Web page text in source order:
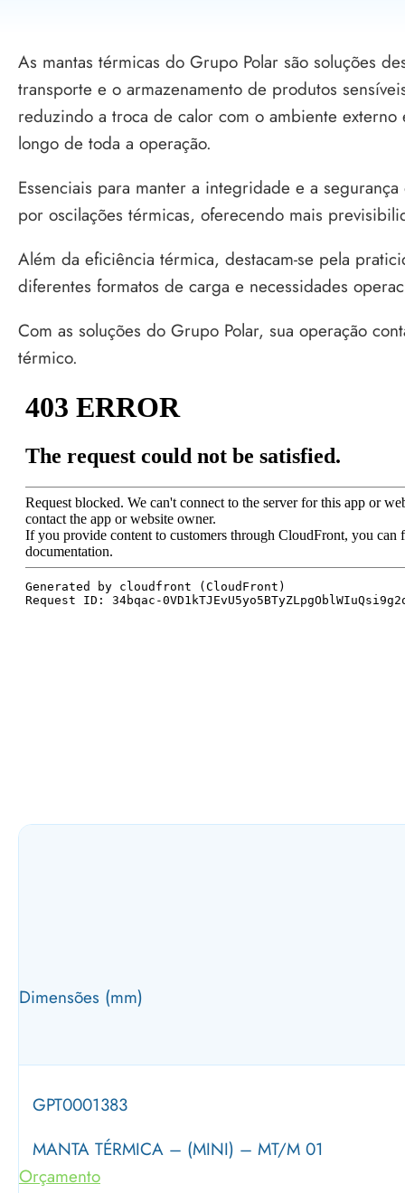
As mantas térmicas do Grupo Polar são soluções
transporte e o armazenamento de produtos
reduzindo a troca de calor com o ambiente
longo de toda a operação.
Essenciais para manter a integridade e a
por oscilações térmicas, oferecendo mais
Além da eficiência térmica, destacam-se pela
diferentes formatos de carga e necessidades
Com as soluções do Grupo Polar, sua operação
térmico.
Dimensões (mm)
GPT0001383
MANTA TÉRMICA – (MINI) – MT/M 01
Orçamento